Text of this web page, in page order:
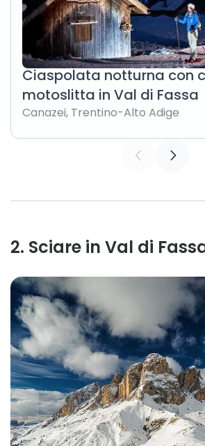
Ciaspolata notturna con
motoslitta in Val di Fassa
Canazei, Trentino-Alto Adige
2. Sciare in Val di